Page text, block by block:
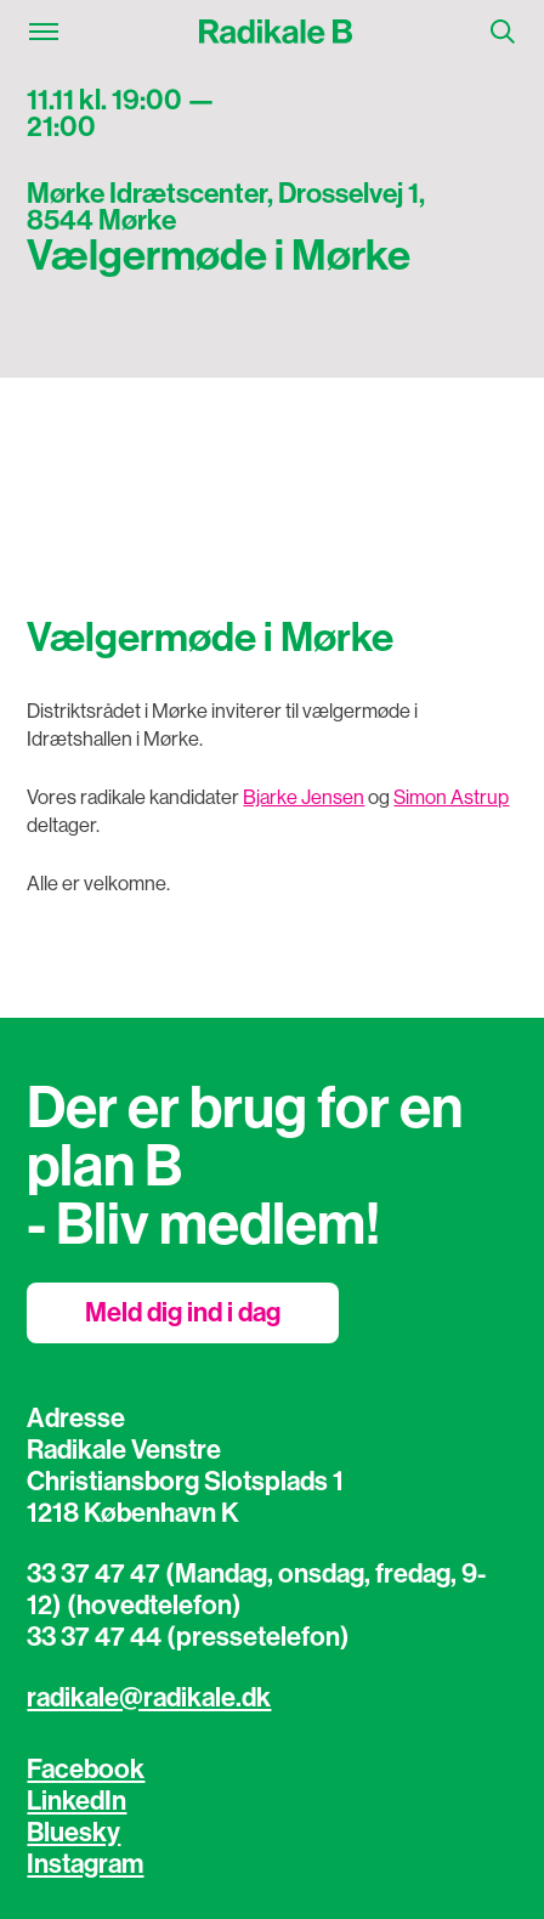
11.11 kl. 19:00 —
21:00
Mørke Idrætscenter, Drosselvej 1,
8544 Mørke
Vælgermøde i Mørke
Vælgermøde i Mørke
Distriktsrådet i Mørke inviterer til vælgermøde i
Idrætshallen i Mørke.
Vores radikale kandidater Bjarke Jensen ogSimon Astrup
deltager.
Alle er velkomne.
Adresse
Radikale Venstre
Christiansborg Slotsplads 1
1218 København K
33 37 47 47 (Mandag, onsdag, fredag, 9-
12) (hovedtelefon)
33 37 47 44 (pressetelefon)
radikale@radikale.dk
Facebook
LinkedIn
Bluesky
Instagram
Der er brug for en
plan B
- Bliv medlem!
Meld dig ind i dag